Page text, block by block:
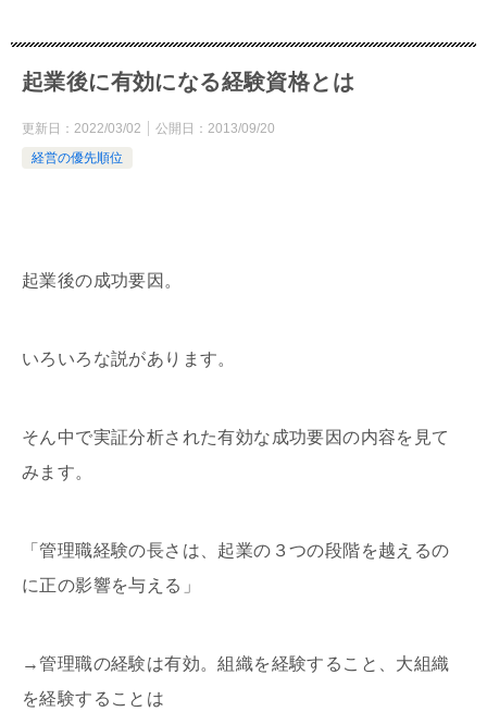
起業後に有効になる経験資格とは
更新日： 2022/03/02 公開日： 2013/09/20
経営の優先順位
起業後の成功要因。
いろいろな説があります。
そん中で実証分析された有効な成功要因の内容を見て
みます。
「管理職経験の長さは、起業の３つの段階を越えるの
に正の影響を与える」
→管理職の経験は有効。組織を経験すること、大組織
を経験することは